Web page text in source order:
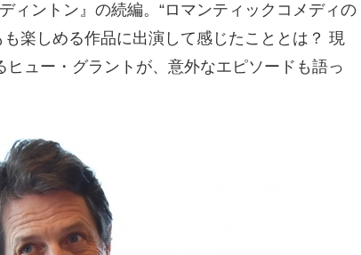
ィントン』の続編。“ロマンティックコメディの
楽しめる作品に出演して感じたこととは？ 現
ュー・グラントが、意外なエピソードも語っ